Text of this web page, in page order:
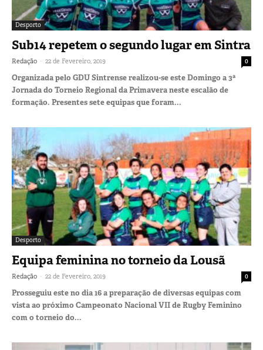
Desporto
Sub14 repetem o segundo lugar em Sintra
Redação - 22 de Fevereiro, 2019 0
Organizada pelo GDU Sintrense realizou-se este Domingo a 3ª
Jornada do Torneio Regional da Primavera neste escalão de
formação. Presentes sete equipas que foram...
Desporto
Equipa feminina no torneio da Lousã
Redação - 22 de Fevereiro, 2019 0
Prosseguiu este no dia 16 a preparação de diversas equipas com
vista ao próximo Campeonato Nacional VII de Rugby Feminino
com o torneio do...